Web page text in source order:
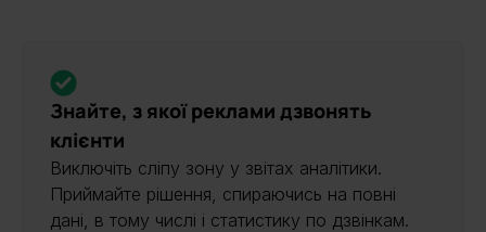
Знайте, з якої реклами дзвонять
клієнти
Виключіть сліпу зону у звітах аналітики.
Приймайте рішення, спираючись на повні
дані, в тому числі і статистику по дзвінкам.